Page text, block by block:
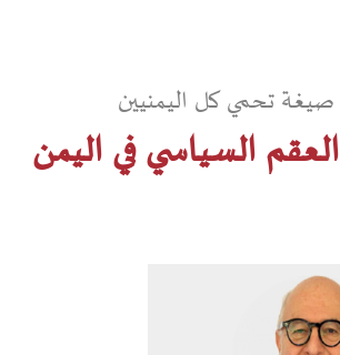
صيغة تحمي كل اليمنيين
السياسي في اليمن